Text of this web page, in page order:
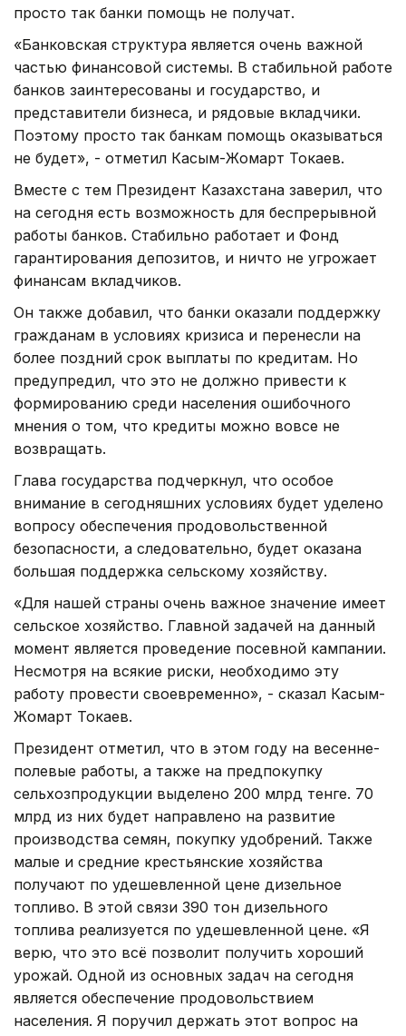
просто так банки помощь не получат.
«Банковская структура является очень важной
частью финансовой системы. В стабильной работе
банков заинтересованы и государство, и
представители бизнеса, и рядовые вкладчики.
Поэтому просто так банкам помощь оказываться
не будет», - отметил Касым-Жомарт Токаев.
Вместе с тем Президент Казахстана заверил, что
на сегодня есть возможность для беспрерывной
работы банков. Стабильно работает и Фонд
гарантирования депозитов, и ничто не угрожает
финансам вкладчиков.
Он также добавил, что банки оказали поддержку
гражданам в условиях кризиса и перенесли на
более поздний срок выплаты по кредитам. Но
предупредил, что это не должно привести к
формированию среди населения ошибочного
мнения о том, что кредиты можно вовсе не
возвращать.
Глава государства подчеркнул, что особое
внимание в сегодняшних условиях будет уделено
вопросу обеспечения продовольственной
безопасности, а следовательно, будет оказана
большая поддержка сельскому хозяйству.
«Для нашей страны очень важное значение имеет
сельское хозяйство. Главной задачей на данный
момент является проведение посевной кампании.
Несмотря на всякие риски, необходимо эту
работу провести своевременно», - сказал Касым-
Жомарт Токаев.
Президент отметил, что в этом году на весенне-
полевые работы, а также на предпокупку
сельхозпродукции выделено 200 млрд тенге. 70
млрд из них будет направлено на развитие
производства семян, покупку удобрений. Также
малые и средние крестьянские хозяйства
получают по удешевленной цене дизельное
топливо. В этой связи 390 тон дизельного
топлива реализуется по удешевленной цене. «Я
верю, что это всё позволит получить хороший
урожай. Одной из основных задач на сегодня
является обеспечение продовольствием
населения. Я поручил держать этот вопрос на